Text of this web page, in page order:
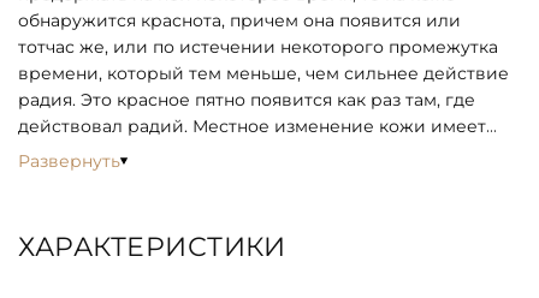
обнаружится краснота, причем она появится или
тотчас же, или по истечении некоторого промежутка
времени, который тем меньше, чем сильнее действие
радия. Это красное пятно появится как раз там, где
действовал радий. Местное изменение кожи имеет
вид ожога. Иногда образуется волдырь. Если действие
Кюри (Пьер Кюри.— "История"
руку относительно малоактивным препаратом в
Развернуть
ХАРАКТЕРИСТИКИ